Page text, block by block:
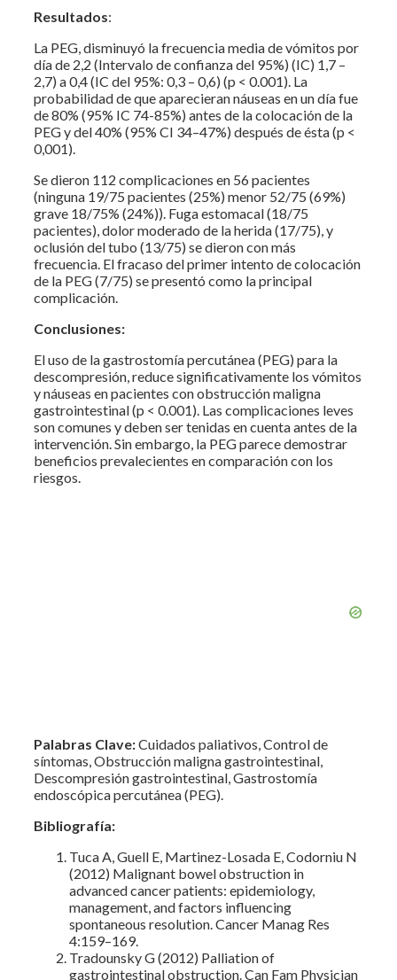
Resultados:
La PEG, disminuyó la frecuencia media de vómitos por
día de 2,2 (Intervalo de confianza del 95%) (IC) 1,7 –
2,7) a 0,4 (IC del 95%: 0,3 – 0,6) (p < 0.001). La
probabilidad de que aparecieran náuseas en un día fue
de 80% (95% IC 74-85%) antes de la colocación de la
PEG y del 40% (95% CI 34–47%) después de ésta (p <
0,001).
Se dieron 112 complicaciones en 56 pacientes
(ninguna 19/75 pacientes (25%) menor 52/75 (69%)
grave 18/75% (24%)). Fuga estomacal (18/75
pacientes), dolor moderado de la herida (17/75), y
oclusión del tubo (13/75) se dieron con más
frecuencia. El fracaso del primer intento de colocación
de la PEG (7/75) se presentó como la principal
complicación.
Conclusiones:
El uso de la gastrostomía percutánea (PEG) para la
descompresión, reduce significativamente los vómitos
y náuseas en pacientes con obstrucción maligna
gastrointestinal (p < 0.001). Las complicaciones leves
son comunes y deben ser tenidas en cuenta antes de la
intervención. Sin embargo, la PEG parece demostrar
beneficios prevalecientes en comparación con los
riesgos.
Palabras Clave:Cuidados paliativos, Control de
síntomas, Obstrucción maligna gastrointestinal,
Descompresión gastrointestinal, Gastrostomía
endoscópica percutánea (PEG).
Bibliografía:
Tuca A, Guell E, Martinez-Losada E, Codorniu N
(2012) Malignant bowel obstruction in
advanced cancer patients: epidemiology,
management, and factors influencing
spontaneous resolution. Cancer Manag Res
4:159–169.
Tradounsky G (2012) Palliation of
gastrointestinal obstruction. Can Fam Physician